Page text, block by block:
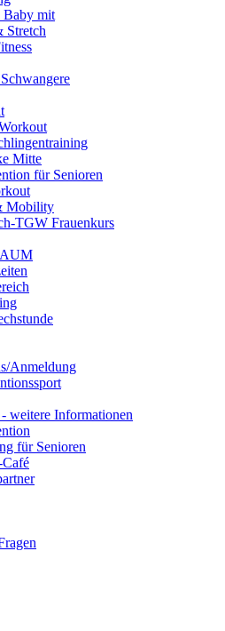
Baby mit
Mitte
für Senioren
Mobility
TGW Frauenkurs
Anmeldung
weitere Informationen
für Senioren
Café